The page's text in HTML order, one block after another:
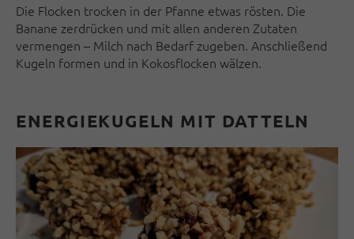
Die Flocken trocken in der Pfanne etwas rösten. Die
Banane zerdrücken und mit allen anderen Zutaten
vermengen – Milch nach Bedarf zugeben. Anschließend
Kugeln formen und in Kokosflocken wälzen.
ENERGIEKUGELN MIT DATTELN